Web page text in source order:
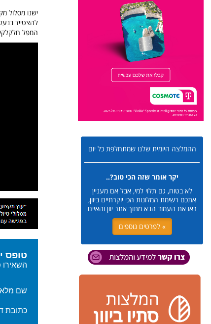
ההמלצה היומית שלנו שמתחלפת כל יום
יקר אומר שזה הכי טוב?..
לא בטוח, גם תלוי למי, אבל אם מעניין
אתכם רשימת המלונות הכי יוקרתיים ביוון,
ראו את העמוד הבא מתוך אתר יוון והאיים
» לפרטים נוספים
להצטייד
המפל